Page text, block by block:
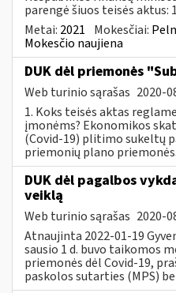
parengė šiuos teisės aktus:
Metai: 2021 Mokesčiai:
Mokesčio naujiena
DUK dėl priemonės
Web turinio sąrašas 2020-
1. Koks teisės aktas
įmonėms? Ekonomikos
(Covid-19) plitimo sukeltų
priemonių plano
DUK dėl pagalbos
veiklą
Web turinio sąrašas 2020-
Atnaujinta 2022-01-19
sausio 1 d. buvo taikomos
priemonės dėl Covid-19,
paskolos sutarties (MPS)